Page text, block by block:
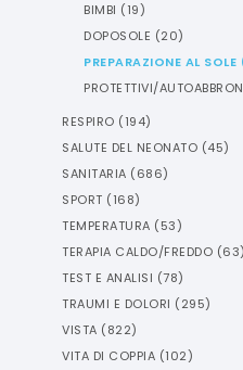
BIMBI (19)
DOPOSOLE (20)
PREPARAZIONE AL SOLE
PROTETTIVI/
RESPIRO (194)
SALUTE DEL NEONATO (45)
SANITARIA (686)
SPORT (168)
TEMPERATURA (53)
TERAPIA CALDO/FREDDO (63)
TEST E ANALISI (78)
TRAUMI E DOLORI (295)
VISTA (822)
VITA DI COPPIA (102)